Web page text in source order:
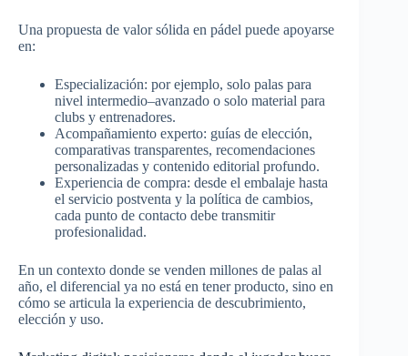
Una propuesta de valor sólida en pádel puede apoyarse
en:
Especialización: por ejemplo, solo palas para
nivel intermedio–avanzado o solo material para
clubs y entrenadores.​
Acompañamiento experto: guías de elección,
comparativas transparentes, recomendaciones
personalizadas y contenido editorial profundo.​
Experiencia de compra: desde el embalaje hasta
el servicio postventa y la política de cambios,
cada punto de contacto debe transmitir
profesionalidad.​
En un contexto donde se venden millones de palas al
año, el diferencial ya no está en tener producto, sino en
cómo se articula la experiencia de descubrimiento,
elección y uso.​